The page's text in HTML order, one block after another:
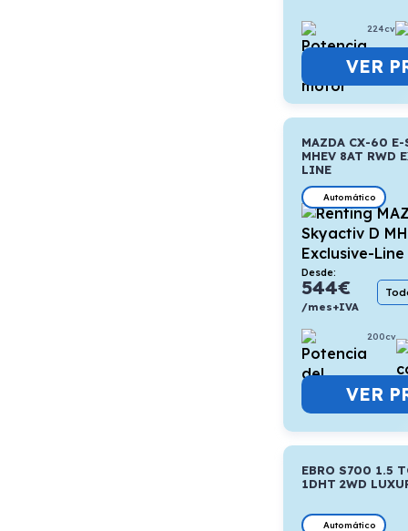
224cv
VER
MAZDA CX-60 E-
MHEV 8AT RWD
LINE
Automático
Desde:
544€
/mes+IVA
200cv
VER
EBRO S700 1.5
1DHT 2WD
Automático